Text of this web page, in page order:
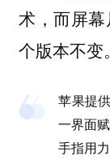
术，而屏
个版本不变。
苹果提
一界面
手指用